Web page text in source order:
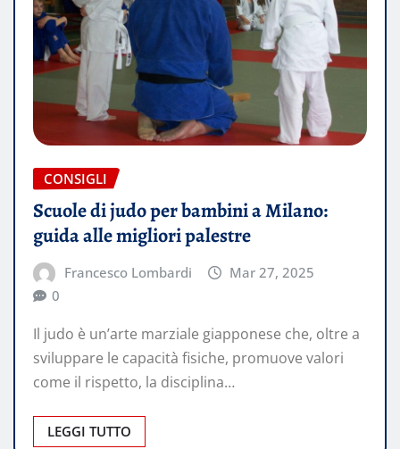
CONSIGLI
Scuole di judo per bambini a Milano:
guida alle migliori palestre
Francesco Lombardi
Mar 27, 2025
0
Il judo è un’arte marziale giapponese che, oltre a
sviluppare le capacità fisiche, promuove valori
come il rispetto, la disciplina…
LEGGI TUTTO